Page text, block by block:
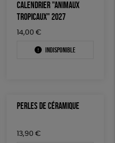
CALENDRIER "ANIMAUX
TROPICAUX" 2027
14,00 €
Indisponible
PERLES DE CÉRAMIQUE
13,90 €